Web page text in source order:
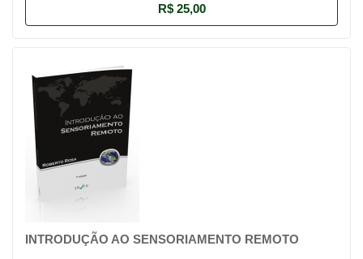
R$ 25,00
INTRODUÇÃO AO SENSORIAMENTO REMOTO